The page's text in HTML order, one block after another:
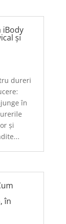
iBody
și
dureri
în
și
în